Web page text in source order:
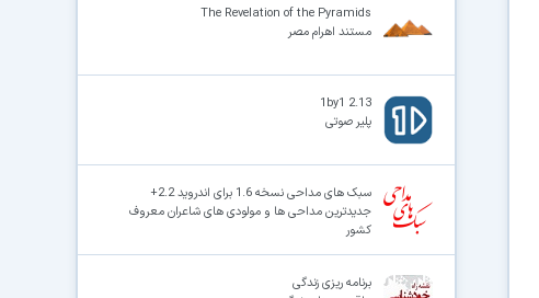
The Revelation of the Pyramids
مستند اهرام مصر
1by1 2.13
پلیر صوتی
سبک های مداحی نسخه 1.6 برای اندروید 2.2+
جدیدترین مداحی ها و مولودی های شاعران معروف
کشور
برنامه ریزی زندگی